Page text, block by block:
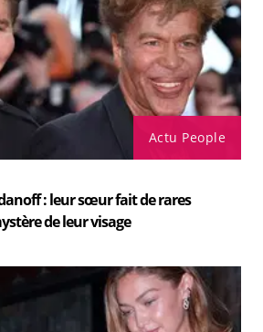
Actu People
: leur sœur fait de rares
de leur visage